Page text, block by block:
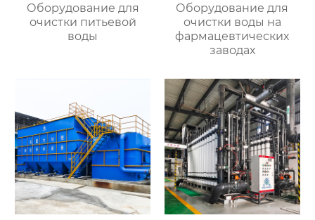
Оборудование для
очистки питьевой
воды
Оборудование для
очистки воды на
фармацевтических
заводах